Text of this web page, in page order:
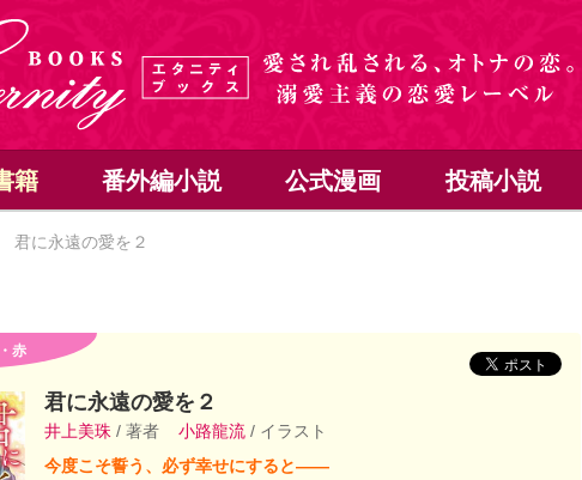
籍 番外編小説 公式漫画 投稿小説
君に永遠の愛を２
赤
君に永遠の愛を２
井上美珠 / 著者 小路龍流 / イラスト
今度こそ誓う、必ず幸せにすると――